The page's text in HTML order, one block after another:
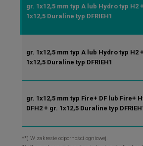
gr. 1x12,5 mm typ A lub Hydro typ H2
1x12,5 Duraline typ DFRIEH1
gr. 1x12,5 mm typ A lub Hydro typ H2
1x12,5 Duraline typ DFRIEH1
gr. 1x12,5 mm typ Fire+ DF lub Fire+
DFH2 + gr. 1x12,5 Duraline typ
**) W zakresie odporności ogniowej.